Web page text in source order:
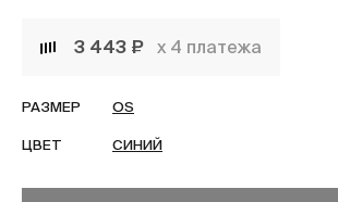
3 443 ₽ х 4 платежа
РАЗМЕР OS
ЦВЕТ СИНИЙ